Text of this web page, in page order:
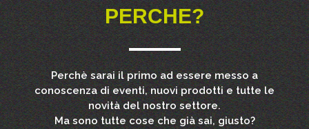
PERCHE?
Perchè sarai il primo ad essere messo a
conoscenza di eventi, nuovi prodotti e tutte le
novità del nostro settore.
Ma sono tutte cose che già sai, giusto?